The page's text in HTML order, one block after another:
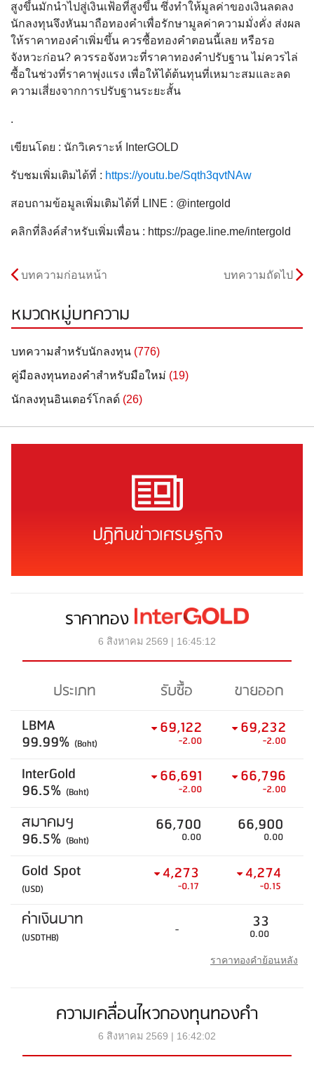
สูงขึ้นมักนำไปสู่เงินเฟ้อที่สูงขึ้น ซึ่งทำให้มูลค่าของเงินลดลง
นักลงทุนจึงหันมาถือทองคำเพื่อรักษามูลค่าความมั่งคั่ง ส่งผล
ให้ราคาทองคำเพิ่มขึ้น ควรซื้อทองคำตอนนี้เลย หรือรอ
จังหวะก่อน? ควรรอจังหวะที่ราคาทองคำปรับฐาน ไม่ควรไล่
ซื้อในช่วงที่ราคาพุ่งแรง เพื่อให้ได้ต้นทุนที่เหมาะสมและลด
ความเสี่ยงจากการปรับฐานระยะสั้น
.
เขียนโดย : นักวิเคราะห์ InterGOLD
รับชมเพิ่มเติมได้ที่ : https://youtu.be/Sqth3qvtNAw
สอบถามข้อมูลเพิ่มเติมได้ที่ LINE : @intergold
คลิกที่ลิงค์สำหรับเพิ่มเพื่อน : https://page.line.me/intergold
บทความก่อนหน้า บทความถัดไป
หมวดหมู่บทความ
บทความสำหรับนักลงทุน (776)
คู่มือลงทุนทองคำสำหรับมือใหม่ (19)
นักลงทุนอินเตอร์โกลด์ (26)
ปฏิทินข่าวเศรษฐกิจ
ราคาทอง
6 สิงหาคม 2569 | 16:45:12
ประเภท รับซื้อ
ขายออก
LBMA
99.99% (Baht)
69,122
-2.00
69,232
-2.00
InterGold
96.5% (Baht)
66,691
-2.00
66,796
-2.00
สมาคมฯ
96.5% (Baht)
66,700
0.00
66,900
0.00
Gold Spot
(USD)
4,273
-0.17
4,274
-0.15
ค่าเงินบาท
(USDTHB) - 33
0.00
ราคาทองคำย้อนหลัง
ความเคลื่อนไหวกองทุนทองคำ
6 สิงหาคม 2569 | 16:42:02